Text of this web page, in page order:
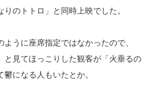
りのトトロ」と同時上映でした。
ように座席指定ではなかったので、
と見てほっこりした観客が「火垂るの
になる人もいたとか。